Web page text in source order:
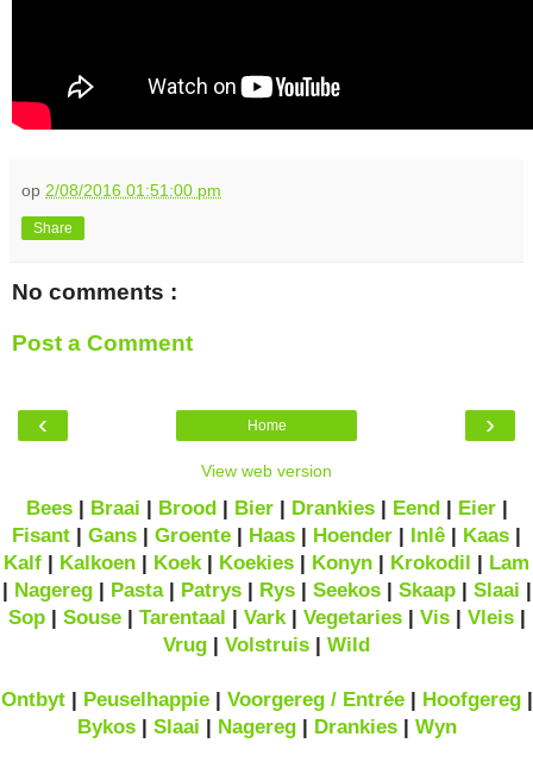
op 2/08/2016 01:51:00 pm
Share
No comments :
Post a Comment
‹ ›
Home
View web version
Bees| Braai | Brood| Bier| Drankies| Eend| Eier|
Fisant | Gans | Groente | Haas | Hoender | Inlê | Kaas |
Kalf | Kalkoen | Koek | Koekies | Konyn | Krokodil | Lam
| Nagereg| Pasta| Patrys| Rys| Seekos| Skaap| Slaai |
Sop| Souse| Tarentaal | Vark| Vegetaries| Vis| Vleis|
Vrug | Volstruis | Wild
Ontbyt| Peuselhappie| Voorgereg / Entrée| Hoofgereg|
Bykos| Slaai | Nagereg| Drankies| Wyn